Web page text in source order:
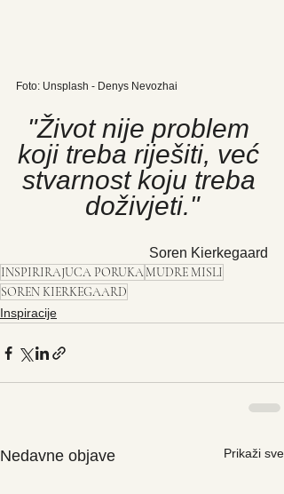
Foto: Unsplash - Denys Nevozhai
"Život nije problem
koji treba riješiti, već
stvarnost koju treba
doživjeti."
Soren Kierkegaard
INSPIRIRAJUCA PORUKAMUDRE MISLI
SOREN KIERKEGAARD
Inspiracije
Nedavne objave Prikaži sve